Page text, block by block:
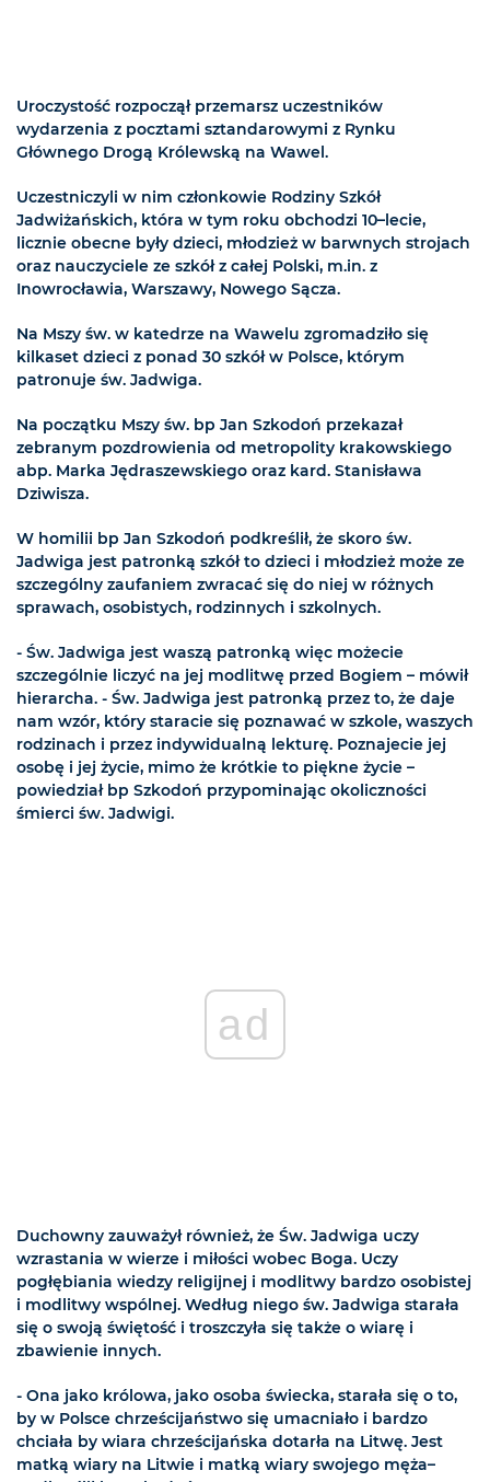
Uroczystość rozpoczął przemarsz uczestników
wydarzenia z pocztami sztandarowymi z Rynku
Głównego Drogą Królewską na Wawel.
Uczestniczyli w nim członkowie Rodziny Szkół
Jadwiżańskich, która w tym roku obchodzi 10–lecie,
licznie obecne były dzieci, młodzież w barwnych strojach
oraz nauczyciele ze szkół z całej Polski, m.in. z
Inowrocławia, Warszawy, Nowego Sącza.
Na Mszy św. w katedrze na Wawelu zgromadziło się
kilkaset dzieci z ponad 30 szkół w Polsce, którym
patronuje św. Jadwiga.
Na początku Mszy św. bp Jan Szkodoń przekazał
zebranym pozdrowienia od metropolity krakowskiego
abp. Marka Jędraszewskiego oraz kard. Stanisława
Dziwisza.
W homilii bp Jan Szkodoń podkreślił, że skoro św.
Jadwiga jest patronką szkół to dzieci i młodzież może ze
szczególny zaufaniem zwracać się do niej w różnych
sprawach, osobistych, rodzinnych i szkolnych.
- Św. Jadwiga jest waszą patronką więc możecie
szczególnie liczyć na jej modlitwę przed Bogiem – mówił
hierarcha. - Św. Jadwiga jest patronką przez to, że daje
nam wzór, który staracie się poznawać w szkole, waszych
rodzinach i przez indywidualną lekturę. Poznajecie jej
osobę i jej życie, mimo że krótkie to piękne życie –
powiedział bp Szkodoń przypominając okoliczności
śmierci św. Jadwigi.
ad
Duchowny zauważył również, że Św. Jadwiga uczy
wzrastania w wierze i miłości wobec Boga. Uczy
pogłębiania wiedzy religijnej i modlitwy bardzo osobistej
i modlitwy wspólnej. Według niego św. Jadwiga starała
się o swoją świętość i troszczyła się także o wiarę i
zbawienie innych.
- Ona jako królowa, jako osoba świecka, starała się o to,
by w Polsce chrześcijaństwo się umacniało i bardzo
chciała by wiara chrześcijańska dotarła na Litwę. Jest
matką wiary na Litwie i matką wiary swojego męża–